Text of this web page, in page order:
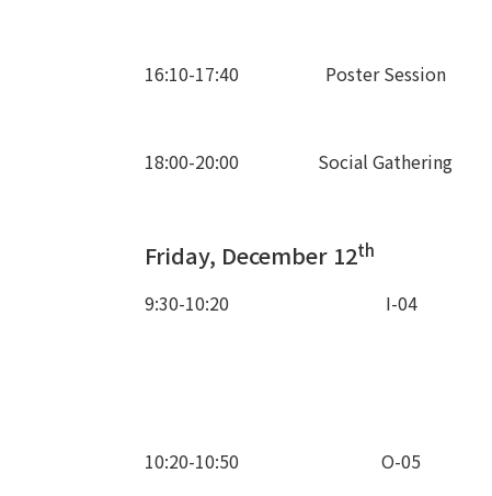
16:10-17:40
Poster Session
18:00-20:00
Social Gathering
Friday, December 12th
9:30-10:20 I-04
10:20-10:50
O-05